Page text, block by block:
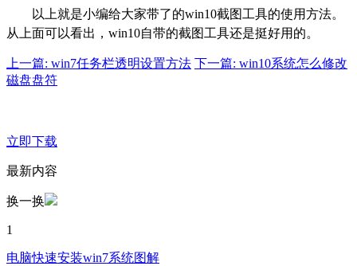
以上就是小编给大家带了的win10截图工具的使用方法。
从上面可以看出，win10自带的截图工具还是挺好用的。
上一篇: win7任务栏透明设置方法 下一篇: win10系统怎么修改
磁盘盘符
立即下载
最新内容
换一换
1
电脑快速安装win7系统图解